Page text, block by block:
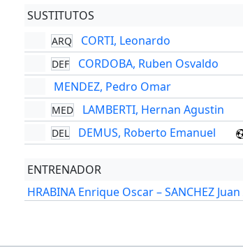
SUSTITUTOS
ARQ CORTI, Leonardo
DEF CORDOBA, Ruben Osvaldo
MENDEZ, Pedro Omar
MED LAMBERTI, Hernan Agustin
DEL DEMUS, Roberto Emanuel
ENTRENADOR
HRABINA Enrique Oscar – SANCHEZ